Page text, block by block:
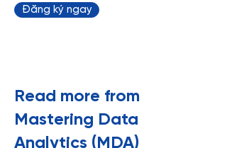
Đăng ký ngay
​Read more from
Mastering Data
Analytics (MDA)